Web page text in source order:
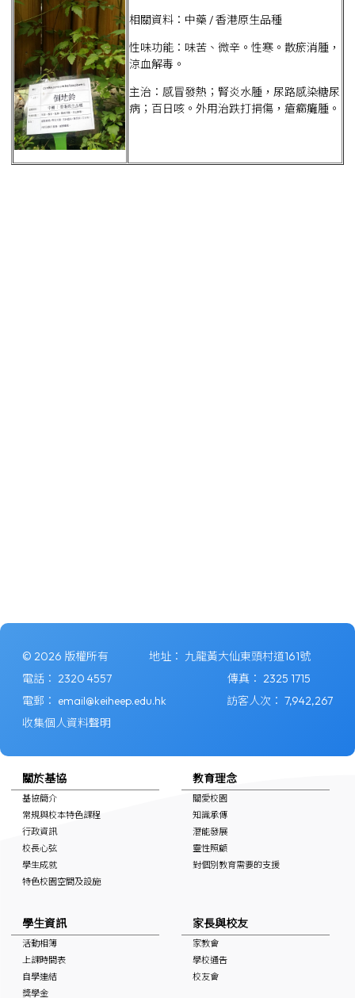
相關資料：中藥 / 香港原生品種
性味功能：味苦、微辛。性寒。散瘀消腫，
涼血解毒。
主治：感冒發熱；腎炎水腫，尿路感染糖尿
病；百日咳。外用治跌打捐傷，瘡癤癱腫。
© 2026 版權所有 地址： 九龍黃大仙東頭村道161號
電話： 2320 4557 傳真： 2325 1715
電郵： email@keiheep.edu.hk 訪客人次： 7,942,267
收集個人資料聲明
關於基協
基協簡介
常規與校本特色課程
行政資訊
校長心弦
學生成就
特色校園空間及設施
教育理念
關愛校園
知識承傳
潛能發展
靈性照顧
對個別教育需要的支援
學生資訊
活動相簿
上課時間表
自學連結
獎學金
家長與校友
家教會
學校通告
校友會